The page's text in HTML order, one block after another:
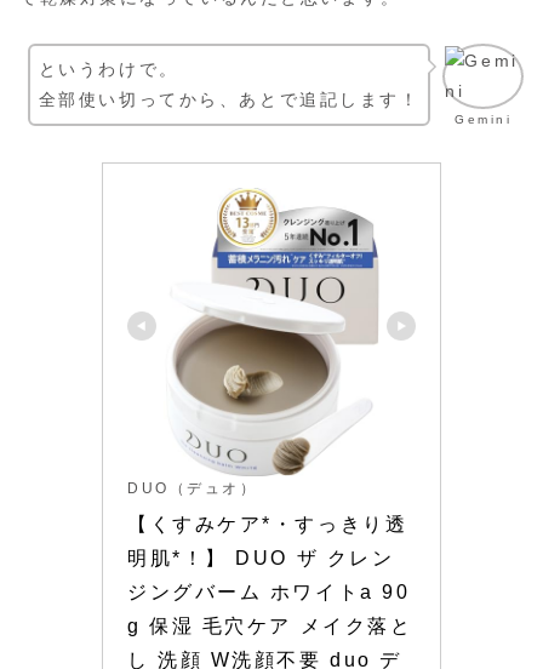
Gemini
というわけで。
全部使い切ってから、あとで追記します！
DUO（デュオ）
【くすみケア*・すっきり透
明肌*！】 DUO ザ クレン
ジングバーム ホワイトa 90
g 保湿 毛穴ケア メイク落と
し 洗顔 W洗顔不要 duo デ